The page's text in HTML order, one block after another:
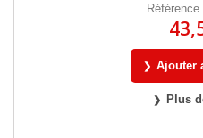
Ajouter
Plus